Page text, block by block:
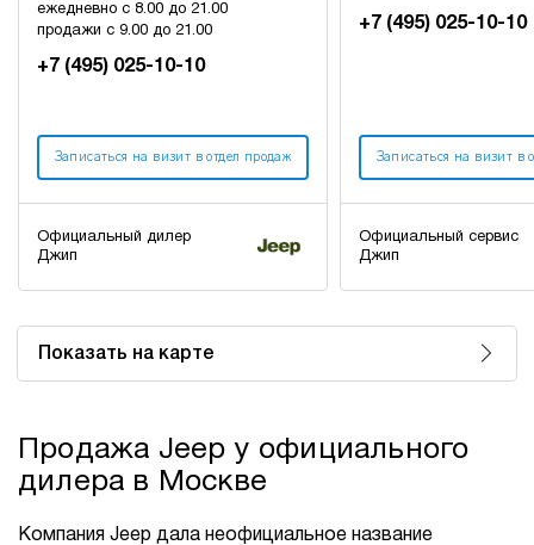
Показать на карте
ежедневно с 8.00 до 21.00
продажи с 9.00 до 21.00
+7 (495) 025-10-10
Записаться на визит в отдел продаж
Официальный дилер
Джип
+7 (495) 025-10-10
Записаться на визит в
Официальный сервис
Джип
Продажа Jeep у официального
дилера в Москве
Компания Jeep дала неофициальное название